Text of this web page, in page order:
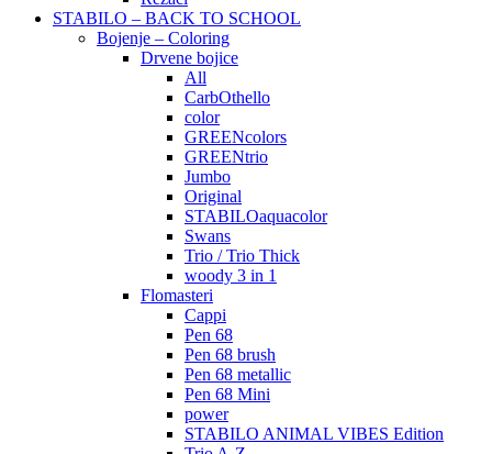
STABILO – BACK TO SCHOOL
Bojenje – Coloring
Drvene bojice
All
CarbOthello
color
GREENcolors
GREENtrio
Jumbo
Original
STABILOaquacolor
Swans
Trio / Trio Thick
woody 3 in 1
Flomasteri
Cappi
Pen 68
Pen 68 brush
Pen 68 metallic
Pen 68 Mini
power
STABILO ANIMAL VIBES Edition